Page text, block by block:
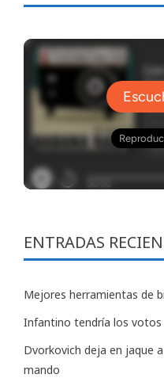
ENTRADAS
Mejores herramientas de
Infantino tendría los votos
Dvorkovich deja en jaque
mando